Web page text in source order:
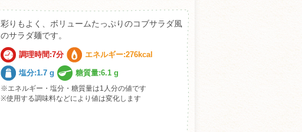
彩りもよく、ボリュームたっぷりのコブサラダ風
のサラダ麺です。
調理時間:7分 エネルギー:276kcal
塩分:1.7 g 糖質量:6.1 g
※エネルギー・塩分・糖質量は1人分の値です
※使用する調味料などにより値は変化します